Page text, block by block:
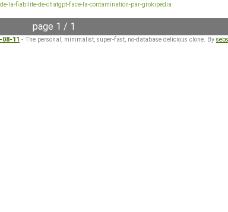
la-fiabilite-de-chatgpt-face-la-contamination-par-grokipedia
page 1 / 1
11 - The personal, minimalist, super-fast, no-database delicious clone. By